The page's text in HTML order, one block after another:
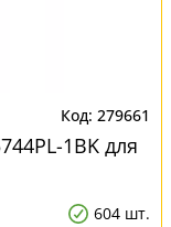
279661
1BK для
604 шт.